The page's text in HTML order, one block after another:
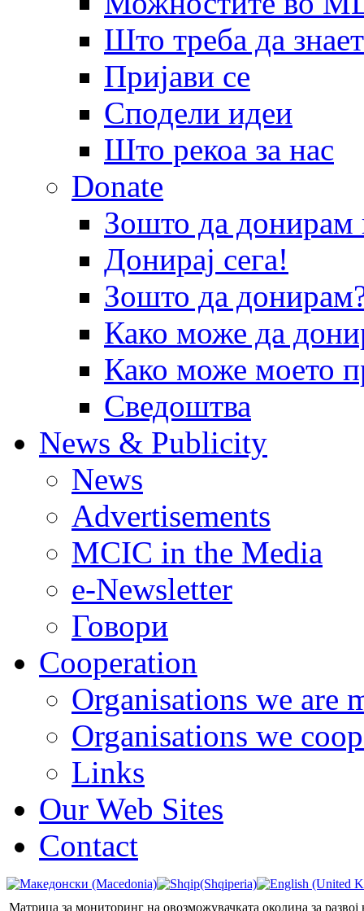
Што треба да
Пријави се
Сподели идеи
Што рекоа за нас
Donate
Зошто да
Донирај сега!
Зошто да
Како може да
Како може моето
Сведоштва
News & Publicity
News
Advertisements
MCIC in the Media
e-Newsletter
Говори
Cooperation
Organisations we are
Organisations we
Links
Our Web Sites
Contact
Матрица за мониторинг на овозможувачката околина за развој